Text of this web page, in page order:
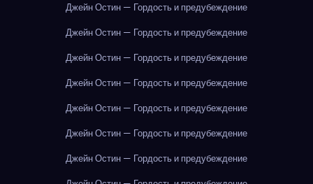
Джейн Остин — Гордость и предубеждение
Джейн Остин — Гордость и предубеждение
Джейн Остин — Гордость и предубеждение
Джейн Остин — Гордость и предубеждение
Джейн Остин — Гордость и предубеждение
Джейн Остин — Гордость и предубеждение
Джейн Остин — Гордость и предубеждение